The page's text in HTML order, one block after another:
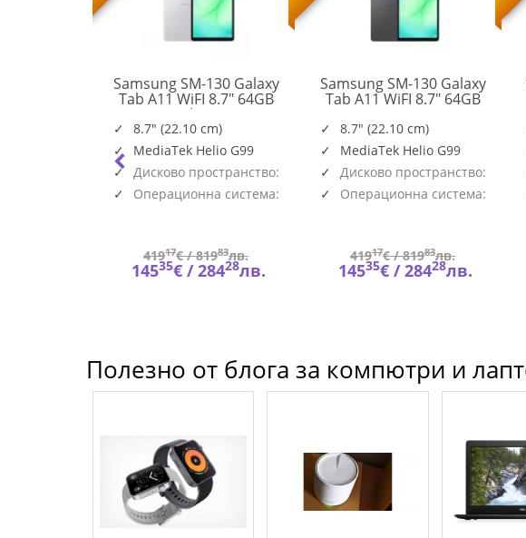
83L3001FBM
Samsung SM-130 Galaxy
Tab A11 WiFI 8.7" 64GB
Silver
X130NZSAEUE
8.7" (22.10 cm)
MediaTek Helio G99
Дисково пространство:
64GBОперационна система:
41917€ /81983лв.
14535€ /28428лв.
Samsung SM-130 Galaxy
Tab A11 WiFI 8.7" 64GB
X130NZAAEUE
8.7" (22.10 cm)
MediaTek Helio G99
Дисково пространство:
64GBОперационна система:
41917€ /81983лв.
14535€ /28428лв.
Полезно от блога за компютри и